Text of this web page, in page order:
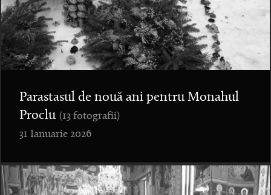
Parastasul de nouă ani pentru Monahul
Proclu (13 fotografii)
31 Ianuarie 2026